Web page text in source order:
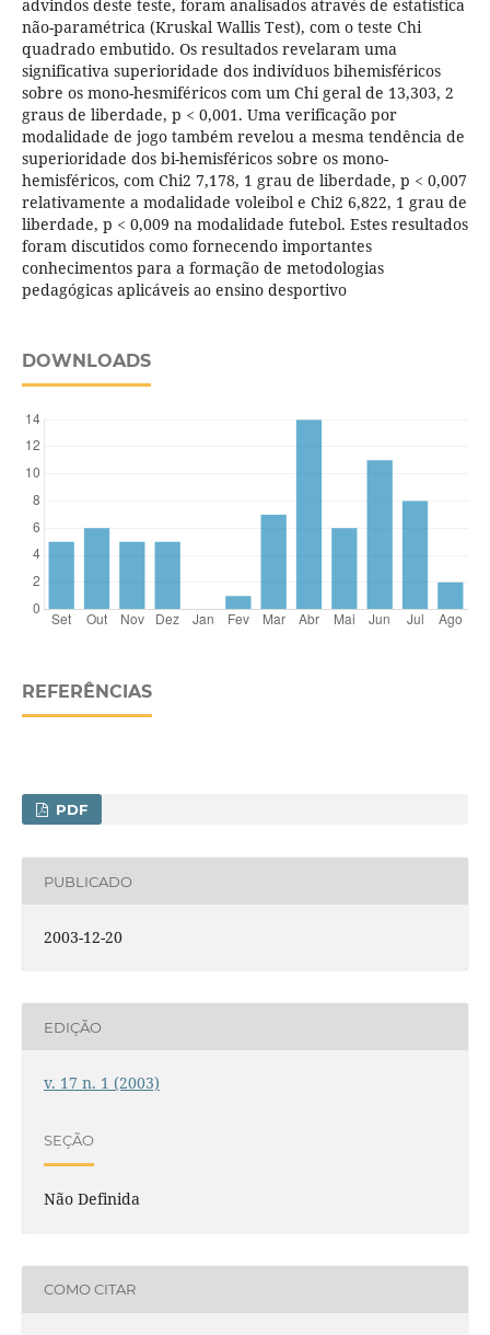
advindos deste teste, foram analisados através de estatística
não-paramétrica (Kruskal Wallis Test), com o teste Chi
quadrado embutido. Os resultados revelaram uma
significativa superioridade dos indivíduos bihemisféricos
sobre os mono-hesmiféricos com um Chi geral de 13,303, 2
graus de liberdade, p < 0,001. Uma verificação por
modalidade de jogo também revelou a mesma tendência de
superioridade dos bi-hemisféricos sobre os mono-
hemisféricos, com Chi2 7,178, 1 grau de liberdade, p < 0,007
relativamente a modalidade voleibol e Chi2 6,822, 1 grau de
liberdade, p < 0,009 na modalidade futebol. Estes resultados
foram discutidos como fornecendo importantes
conhecimentos para a formação de metodologias
pedagógicas aplicáveis ao ensino desportivo
DOWNLOADS
REFERÊNCIAS
PDF
PUBLICADO
2003-12-20
EDIÇÃO
v. 17 n. 1 (2003)
SEÇÃO
Não Definida
COMO CITAR